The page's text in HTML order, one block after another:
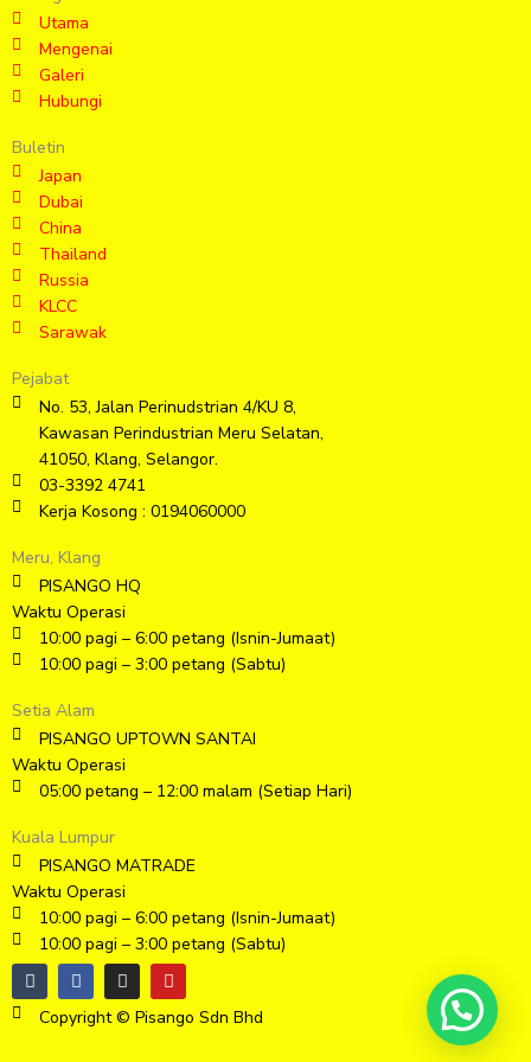
Utama
Mengenai
Galeri
Hubungi
Buletin
Japan
Dubai
China
Thailand
Russia
KLCC
Sarawak
Pejabat
No. 53, Jalan Perinudstrian 4/KU 8,
Kawasan Perindustrian Meru Selatan,
41050, Klang, Selangor.
03-3392 4741
Kerja Kosong : 0194060000
Meru, Klang
PISANGO HQ
Waktu Operasi
10:00 pagi – 6:00 petang (Isnin-Jumaat)
10:00 pagi – 3:00 petang (Sabtu)
Setia Alam
PISANGO UPTOWN SANTAI
Waktu Operasi
05:00 petang – 12:00 malam (Setiap Hari)
Kuala Lumpur
PISANGO MATRADE
Waktu Operasi
10:00 pagi – 6:00 petang (Isnin-Jumaat)
10:00 pagi – 3:00 petang (Sabtu)
T
u
m
F
a
c
e
I
n
s
t
Y
o
u
t
Copyright © Pisango Sdn Bhd